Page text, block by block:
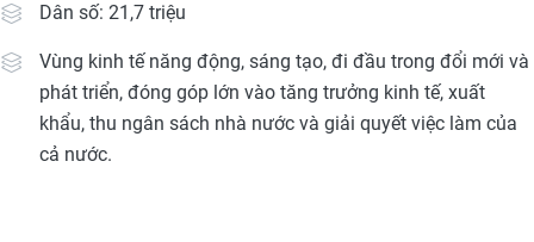
Media Giáo dục
Media Y tế
Media Khoa học - Công nghệ
Dân số: 21,7 triệu
Vùng kinh tế năng động, sáng tạo, đi đầu trong đổi mới và
phát triển, đóng góp lớn vào tăng trưởng kinh tế, xuất
khẩu, thu ngân sách nhà nước và giải quyết việc làm của
cả nước.